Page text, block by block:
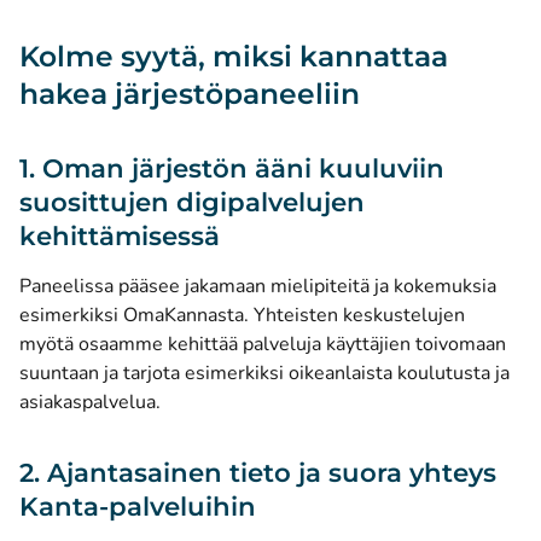
Kolme syytä, miksi kannattaa
hakea järjestöpaneeliin
1. Oman järjestön ääni kuuluviin
suosittujen digipalvelujen
kehittämisessä
Paneelissa pääsee jakamaan mielipiteitä ja kokemuksia
esimerkiksi OmaKannasta. Yhteisten keskustelujen
myötä osaamme kehittää palveluja käyttäjien toivomaan
suuntaan ja tarjota esimerkiksi oikeanlaista koulutusta ja
asiakaspalvelua.
2. Ajantasainen tieto ja suora yhteys
Kanta-palveluihin